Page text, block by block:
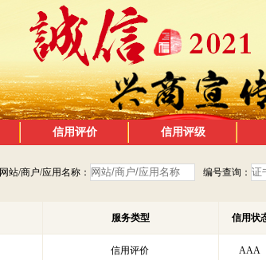
信用评价 信用评级
网站/商户/应用名称： 编号查询：
服务类型 信用状
信用评价 AAA